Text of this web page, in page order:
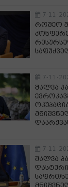
7-11-
რომეო
7-11-
შალვა
7-11-
შალვა